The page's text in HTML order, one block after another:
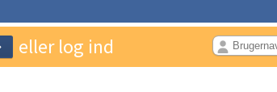
eller log ind